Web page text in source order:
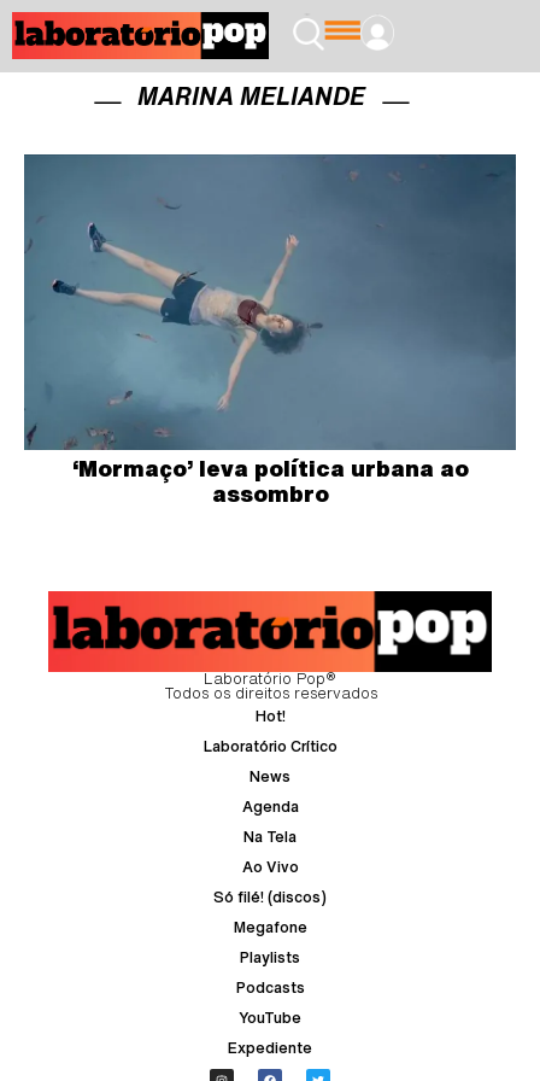
MARINA MELIANDE
‘Mormaço’ leva política urbana ao
assombro
Laboratório Pop®
Todos os direitos reservados
Hot!
Laboratório Crítico
News
Agenda
Na Tela
Ao Vivo
Só filé! (discos)
Megafone
Playlists
Podcasts
YouTube
Expediente